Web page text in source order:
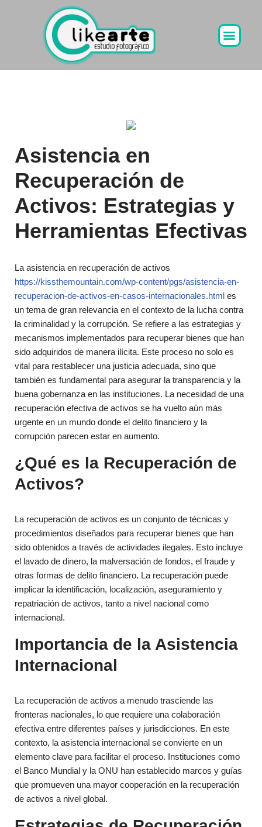
Asistencia en
Recuperación de
Activos: Estrategias y
Herramientas Efectivas
La asistencia en recuperación de activos
https://kissthemountain.com/wp-content/pgs/asistencia-en-
recuperacion-de-activos-en-casos-internacionales.html es
un tema de gran relevancia en el contexto de la lucha contra
la criminalidad y la corrupción. Se refiere a las estrategias y
mecanismos implementados para recuperar bienes que han
sido adquiridos de manera ilícita. Este proceso no solo es
vital para restablecer una justicia adecuada, sino que
también es fundamental para asegurar la transparencia y la
buena gobernanza en las instituciones. La necesidad de una
recuperación efectiva de activos se ha vuelto aún más
urgente en un mundo donde el delito financiero y la
corrupción parecen estar en aumento.
¿Qué es la Recuperación de
Activos?
La recuperación de activos es un conjunto de técnicas y
procedimientos diseñados para recuperar bienes que han
sido obtenidos a través de actividades ilegales. Esto incluye
el lavado de dinero, la malversación de fondos, el fraude y
otras formas de delito financiero. La recuperación puede
implicar la identificación, localización, aseguramiento y
repatriación de activos, tanto a nivel nacional como
internacional.
Importancia de la Asistencia
Internacional
La recuperación de activos a menudo trasciende las
fronteras nacionales, lo que requiere una colaboración
efectiva entre diferentes países y jurisdicciones. En este
contexto, la asistencia internacional se convierte en un
elemento clave para facilitar el proceso. Instituciones como
el Banco Mundial y la ONU han establecido marcos y guías
que promueven una mayor cooperación en la recuperación
de activos a nivel global.